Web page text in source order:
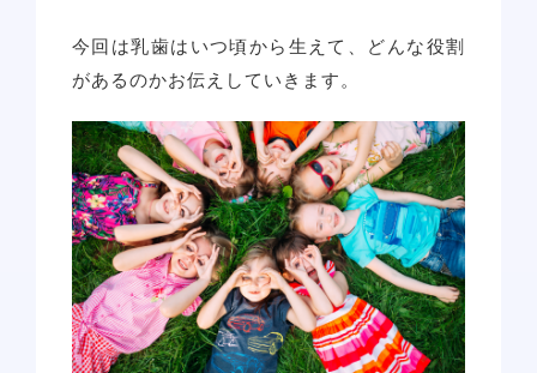
今回は乳歯はいつ頃から生えて、どんな役割
があるのかお伝えしていきます。